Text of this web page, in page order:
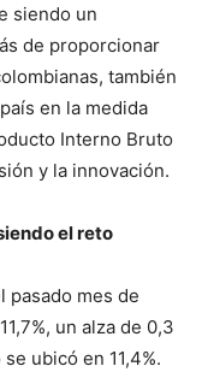
siendo un
de proporcionar
también
en la medida
Interno Bruto
y la innovación.
el reto
pasado mes de
un alza de 0,3
ubicó en 11,4%.